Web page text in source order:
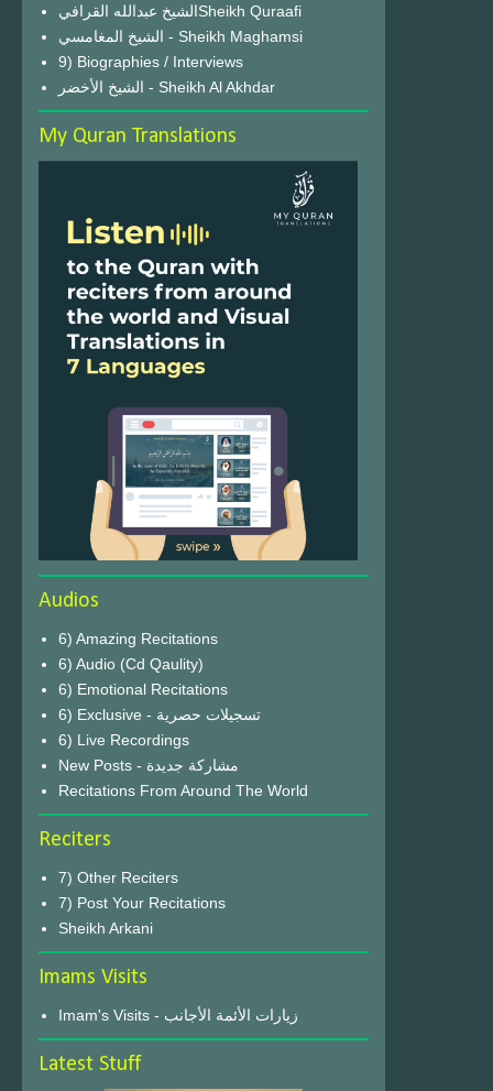
الشيخ عبدالله القرافيSheikh Quraafi
الشيخ المغامسي - Sheikh Maghamsi
9) Biographies / Interviews
الشيخ الأخضر - Sheikh Al Akhdar
My Quran Translations
Audios
6) Amazing Recitations
6) Audio (Cd Qaulity)
6) Emotional Recitations
6) Exclusive - تسجيلات حصرية
6) Live Recordings
New Posts - مشاركة جديدة
Recitations From Around The World
Reciters
7) Other Reciters
7) Post Your Recitations
Sheikh Arkani
Imams Visits
Imam's Visits - زيارات الأئمة الأجانب
Latest Stuff